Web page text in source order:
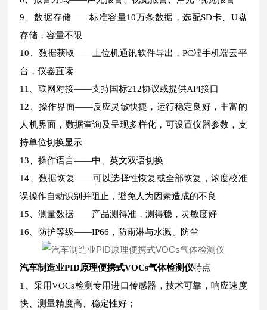
9、数据存储——标准容量10万条数据，选配SD卡、U盘
存储，容量不限
10、数据获取——上位机通讯软件导出，PC端手机端云平
台，仪器直读
11、联网对接——支持国标212协议或提供API接口
12、操作界面——反应灵敏快捷，运行稳定良好，丰富的
人机界面，数据查询及呈现多样化，可设置仪器参数，支
持单位切换显示
13、操作语言——中、英文双语切换
14、数据恢复——可以选择性恢复或全部恢复，浓度校准
误操作自动识别并阻止，避免人为因素造成的不良
15、测量数据——产品测得准，测得稳，灵敏度好
16、防护等级——IP66，防雨淋与水溅、防尘
汽车制造业PID原理便携式VOCs气体检测仪特点
1、采用VOCs检测专用进口传感器，技术可靠，响应速度
快、测量精度高、稳定性好；